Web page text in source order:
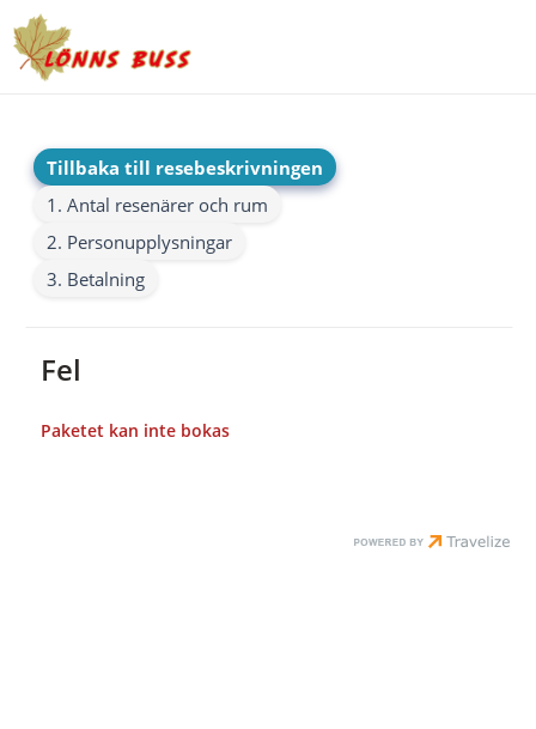
Tillbaka till resebeskrivningen
1. Antal resenärer och rum
2. Personupplysningar
3. Betalning
Fel
Paketet kan inte bokas